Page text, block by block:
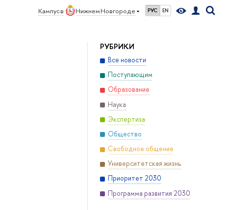
Кампус в Нижнем Новгороде РУС EN
РУБРИКИ
Все новости
Поступающим
Образование
Наука
Экспертиза
Общество
Свободное общение
Университетская жизнь
Приоритет 2030
Программа развития 2030